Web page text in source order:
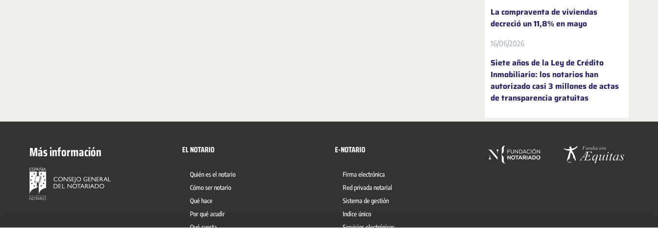
La compraventa de viviendas
decreció un 11,8% en mayo
16/06/2026
Siete años de la Ley de Crédito
Inmobiliario: los notarios han
autorizado casi 3 millones de actas
de transparencia gratuitas
Más información EL NOTARIO
Quién es el notario
Cómo ser notario
Qué hace
Por qué acudir
E-NOTARIO
Firma electrónica
Red privada notarial
Sistema de gestión
Indice único